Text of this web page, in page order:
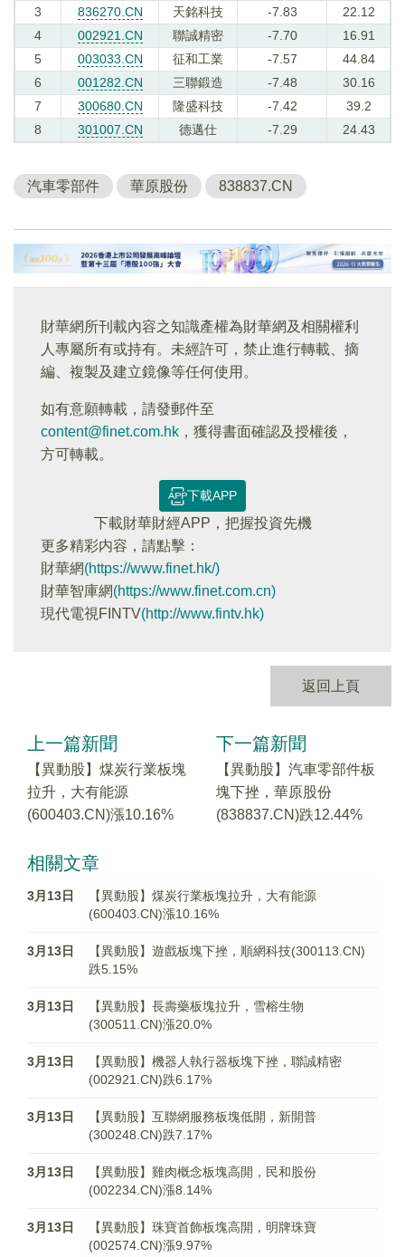
3
836270.CN 天銘科技 -7.83
22.12
4
002921.CN 聯誠精密 -7.70
16.91
5
003033.CN 征和工業 -7.57
44.84
6
001282.CN 三聯鍛造 -7.48
30.16
7
300680.CN 隆盛科技 -7.42
39.2
8
301007.CN 德邁仕 -7.29 24.43
汽車零部件 華原股份 838837.CN
財華網所刊載內容之知識產權為財華網及相關權利
人專屬所有或持有。未經許可，禁止進行轉載、摘
編、複製及建立鏡像等任何使用。
如有意願轉載，請發郵件至
content@finet.com.hk ，獲得書面確認及授權後，
方可轉載。
下載APP
下載財華財經APP，把握投資先機
更多精彩内容，請點擊：
財華網(https://www.finet.hk/)
財華智庫網(https://www.finet.com.cn)
現代電視FINTV(http://www.fintv.hk)
返回上頁
上一篇新聞
【異動股】煤炭行業板塊
拉升，大有能源
(600403.CN)漲10.16%
下一篇新聞
【異動股】汽車零部件板
塊下挫，華原股份
(838837.CN)跌12.44%
相關文章
3月13日
【異動股】煤炭行業板塊拉升，大有能源
(600403.CN)漲10.16%
3月13日
【異動股】遊戲板塊下挫，順網科技(300113.CN)
跌5.15%
3月13日
【異動股】長壽藥板塊拉升，雪榕生物
(300511.CN)漲20.0%
3月13日
【異動股】機器人執行器板塊下挫，聯誠精密
(002921.CN)跌6.17%
3月13日
【異動股】互聯網服務板塊低開，新開普
(300248.CN)跌7.17%
3月13日
【異動股】雞肉概念板塊高開，民和股份
(002234.CN)漲8.14%
3月13日
【異動股】珠寶首飾板塊高開，明牌珠寶
(002574.CN)漲9.97%